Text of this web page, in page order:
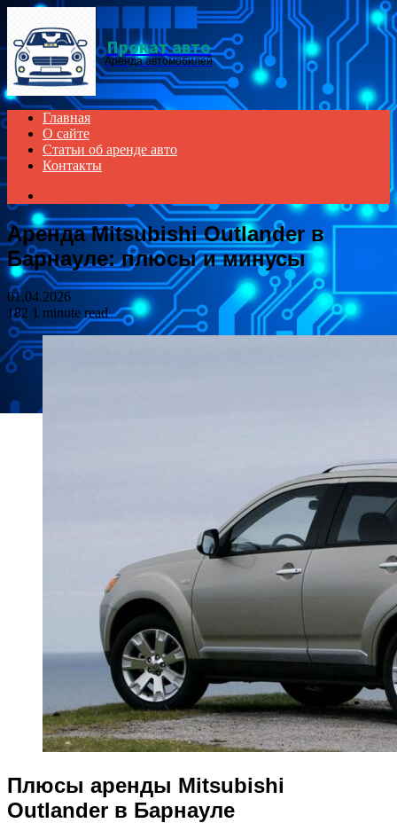
Menu
Прокат авто
Аренда автомобилей
Главная
О сайте
Статьи об аренде авто
Контакты
for
Аренда Mitsubishi Outlander в
Барнауле: плюсы и минусы
01.04.2026
182 1 minute read
Плюсы аренды Mitsubishi
Outlander в Барнауле